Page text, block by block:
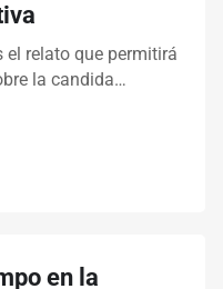
el relato que permitirá
la candida…
en la